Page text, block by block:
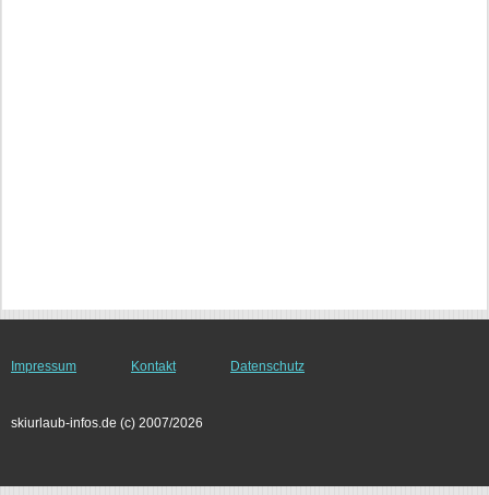
Impressum Kontakt Datenschutz
skiurlaub-infos.de (c) 2007/2026